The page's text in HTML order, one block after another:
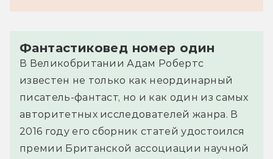
Фантастиковед номер один
В Великобритании Адам Робертс
известен не только как неординарный
писатель-фантаст, но и как один из самых
авторитетных исследователей жанра. В
2016 году его сборник статей удостоился
премии Британской ассоциации научной